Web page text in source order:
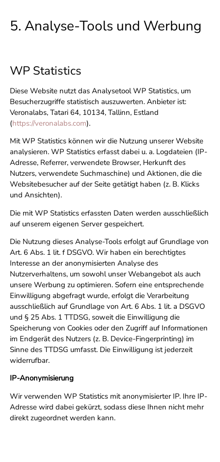
5. Analyse-Tools und Werbung
WP Statistics
Diese Website nutzt das Analysetool WP Statistics, um
Besucherzugriffe statistisch auszuwerten. Anbieter ist:
Veronalabs, Tatari 64, 10134, Tallinn, Estland
(https://veronalabs.com).
Mit WP Statistics können wir die Nutzung unserer Website
analysieren. WP Statistics erfasst dabei u. a. Logdateien (IP-
Adresse, Referrer, verwendete Browser, Herkunft des
Nutzers, verwendete Suchmaschine) und Aktionen, die die
Websitebesucher auf der Seite getätigt haben (z. B. Klicks
und Ansichten).
Die mit WP Statistics erfassten Daten werden ausschließlich
auf unserem eigenen Server gespeichert.
Die Nutzung dieses Analyse-Tools erfolgt auf Grundlage von
Art. 6 Abs. 1 lit. f DSGVO. Wir haben ein berechtigtes
Interesse an der anonymisierten Analyse des
Nutzerverhaltens, um sowohl unser Webangebot als auch
unsere Werbung zu optimieren. Sofern eine entsprechende
Einwilligung abgefragt wurde, erfolgt die Verarbeitung
ausschließlich auf Grundlage von Art. 6 Abs. 1 lit. a DSGVO
und § 25 Abs. 1 TTDSG, soweit die Einwilligung die
Speicherung von Cookies oder den Zugriff auf Informationen
im Endgerät des Nutzers (z. B. Device-Fingerprinting) im
Sinne des TTDSG umfasst. Die Einwilligung ist jederzeit
widerrufbar.
IP-Anonymisierung
Wir verwenden WP Statistics mit anonymisierter IP. Ihre IP-
Adresse wird dabei gekürzt, sodass diese Ihnen nicht mehr
direkt zugeordnet werden kann.